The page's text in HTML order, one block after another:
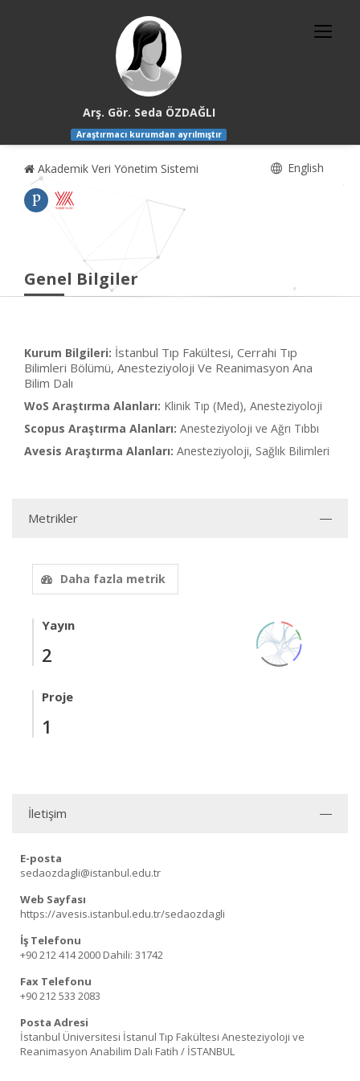
Arş. Gör. Seda ÖZDAĞLI
Araştırmacı kurumdan ayrılmıştır
Akademik Veri Yönetim Sistemi English
Genel Bilgiler
Kurum Bilgileri: İstanbul Tıp Fakültesi, Cerrahi Tıp
Bilimleri Bölümü, Anesteziyoloji Ve Reanimasyon Ana
Bilim Dalı
WoS Araştırma Alanları: Klinik Tıp (Med), Anesteziyoloji
Scopus Araştırma Alanları: Anesteziyoloji ve Ağrı Tıbbı
Avesis Araştırma Alanları: Anesteziyoloji, Sağlık Bilimleri
Metrikler
Daha fazla metrik
Yayın
2
Proje
1
İletişim
E-posta
sedaozdagli@istanbul.edu.tr
Web Sayfası
https://avesis.istanbul.edu.tr/sedaozdagli
İş Telefonu
+90 212 414 2000 Dahili: 31742
Fax Telefonu
+90 212 533 2083
Posta Adresi
İstanbul Üniversitesi İstanul Tıp Fakültesi Anesteziyoloji ve
Reanimasyon Anabilim Dalı Fatih / İSTANBUL